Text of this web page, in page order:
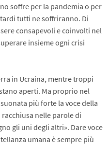
soffre per la pandemia o per
tutti ne soffriranno. Di
consapevoli e coinvolti nel
insieme ogni crisi
in Ucraina, mentre troppi
aperti. Ma proprio nel
più forte la voce della
nelle parole di
gli uni degli altri». Dare voce
umana è sempre più